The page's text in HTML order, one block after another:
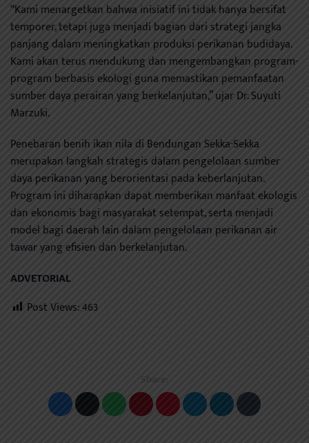
“Kami menargetkan bahwa inisiatif ini tidak hanya bersifat
temporer, tetapi juga menjadi bagian dari strategi jangka
panjang dalam meningkatkan produksi perikanan budidaya.
Kami akan terus mendukung dan mengembangkan program-
program berbasis ekologi guna memastikan pemanfaatan
sumber daya perairan yang berkelanjutan,” ujar Dr. Suyuti
Marzuki.
Penebaran benih ikan nila di Bendungan Sekka-Sekka
merupakan langkah strategis dalam pengelolaan sumber
daya perikanan yang berorientasi pada keberlanjutan.
Program ini diharapkan dapat memberikan manfaat ekologis
dan ekonomis bagi masyarakat setempat, serta menjadi
model bagi daerah lain dalam pengelolaan perikanan air
tawar yang efisien dan berkelanjutan.
ADVETORIAL
Post Views:463
Share: